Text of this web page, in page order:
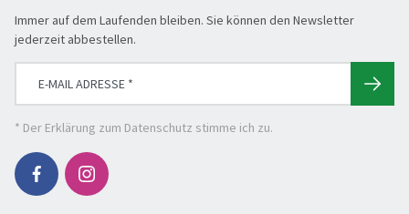
Entspannen & Wohlfühlen
Erlebnisreise
Flugreisen
Flusskreuzfahrt
Genussreise
Immer auf dem Laufenden bleiben. Sie können den Newsletter
jederzeit abbestellen.
* Der Erklärung zum Datenschutz stimme ich zu.